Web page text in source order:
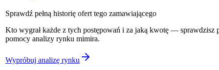
Sprawdź pełną historię ofert tego zamawiającego
Kto wygrał każde z tych postępowań i za jaką kwotę — sprawdzisz
pomocy analizy rynku mimira.
Wypróbuj analizę rynku